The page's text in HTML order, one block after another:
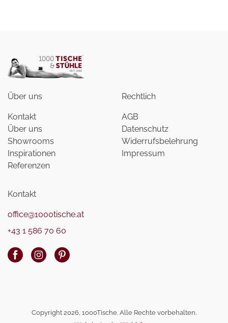
Über uns
Kontakt
Über uns
Showrooms
Inspirationen
Referenzen
Rechtlich
AGB
Datenschutz
Widerrufsbelehrung
Impressum
Kontakt
office@1000tische.at
+43 1 586 70 60
Copyright 2026, 1000Tische. Alle Rechte vorbehalten.